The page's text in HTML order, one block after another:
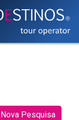
Nova Pesquisa